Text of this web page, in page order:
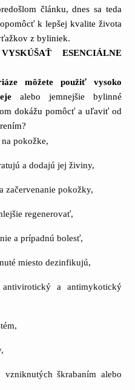
článku, dnes sa teda
k lepšej kvalite života
z byliniek.
ESENCIÁLNE
môžete použiť vysoko
alebo jemnejšie bylinné
dokážu pomôcť a uľaviť od
pokožke,
a dodajú jej živiny,
začervenanie pokožky,
regenerovať,
a prípadnú bolesť,
miesto dezinfikujú,
antivirotický a antimykotický
vzniknutých škrabaním alebo